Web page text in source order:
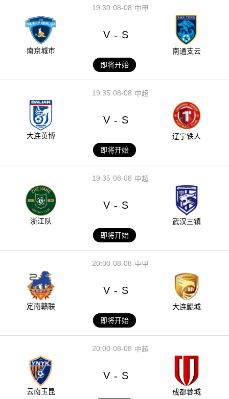
08-08
19:30 中甲
南京城市
V - S
南通支云
即将开始
08-08
19:35 中超
大连英博
V - S
辽宁铁人
即将开始
08-08
19:35 中超
浙江队
V - S
武汉三镇
即将开始
08-08
20:00 中甲
定南赣联
V - S
大连鲲城
即将开始
08-08
20:00 中超
云南玉昆
V - S
成都蓉城